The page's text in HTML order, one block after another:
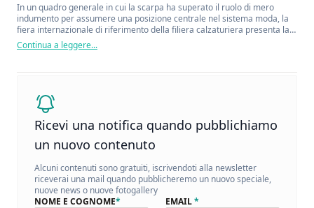
In un quadro generale in cui la scarpa ha superato il ruolo di mero
indumento per assumere una posizione centrale nel sistema moda, la
fiera internazionale di riferimento della filiera calzaturiera presenta la
sua nuova campagna di comunicazione.
Continua a leggere...
Ricevi una notifica quando pubblichiamo
un nuovo contenuto
Alcuni contenuti sono gratuiti, iscrivendoti alla newsletter
riceverai una mail quando pubblicheremo un nuovo speciale,
nuove news o nuove fotogallery
NOME E COGNOME* EMAIL*